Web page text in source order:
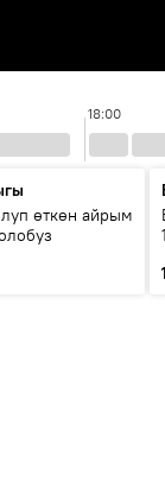
18:00
өткөн айрым